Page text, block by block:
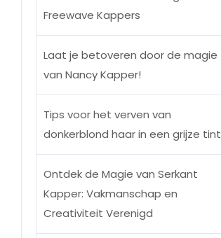
Freewave Kappers
Laat je betoveren door de magie
van Nancy Kapper!
Tips voor het verven van
donkerblond haar in een grijze tint
Ontdek de Magie van Serkant
Kapper: Vakmanschap en
Creativiteit Verenigd